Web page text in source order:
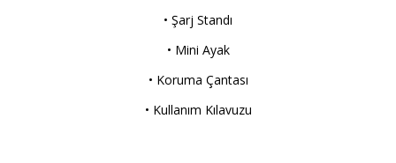
• Şarj Standı
• Mini Ayak
• Koruma Çantası
• Kullanım Kılavuzu